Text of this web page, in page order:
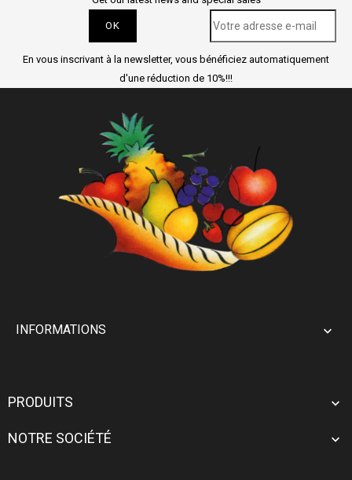
En vous inscrivant à la newsletter, vous bénéficiez automatiquement
d'une réduction de 10%!!!
INFORMATIONS 
PRODUITS 
NOTRE SOCIÉTÉ 